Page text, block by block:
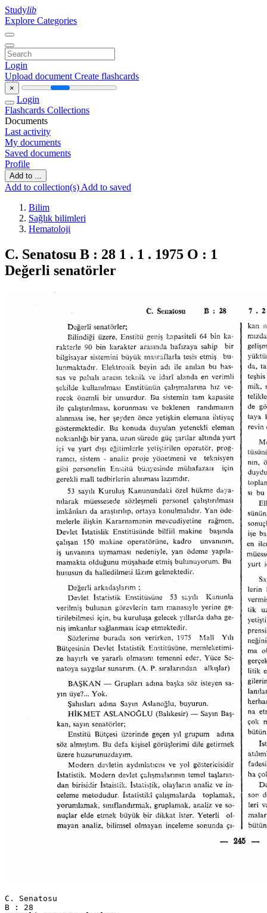
Studylib
Explore Categories
Login
Upload document Create flashcards
×
Login
Flashcards Collections
Documents
Last activity
My documents
Saved documents
Profile
Add to ...
Add to collection(s) Add to saved
Bilim
Sağlık bilimleri
Hematoloji
C. Senatosu B : 28 1 . 1 . 1975 O : 1
Değerli senatörler
C. Senatosu
B : 28